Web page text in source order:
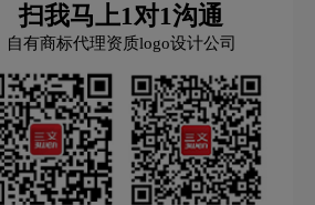
扫我马上1对1沟通
自有商标代理资质logo设计公司